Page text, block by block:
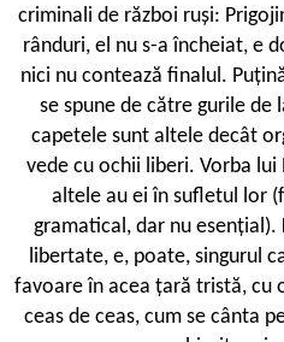
criminali de război ruși:
rânduri, el nu s-a încheiat, e
nici nu contează finalul.
se spune de către gurile de
capetele sunt altele decât
vede cu ochii liberi. Vorba
altele au ei în sufletul lor
gramatical, dar nu esențial).
libertate, e, poate, singurul
favoare în acea țară tristă, cu
ceas de ceas, cum se cânta